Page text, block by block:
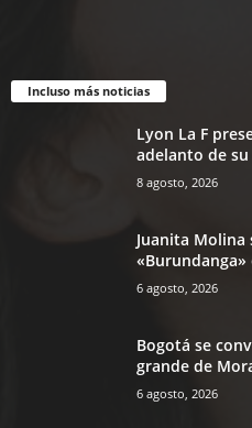
Incluso más noticias
Lyon La F
adelanto de
8 agosto, 2026
Juanita Molina
«Burundanga»
6 agosto, 2026
Bogotá se
grande de
6 agosto, 2026